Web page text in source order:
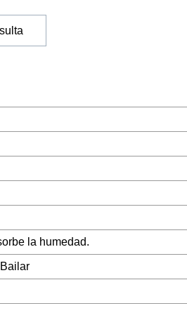
la humedad.